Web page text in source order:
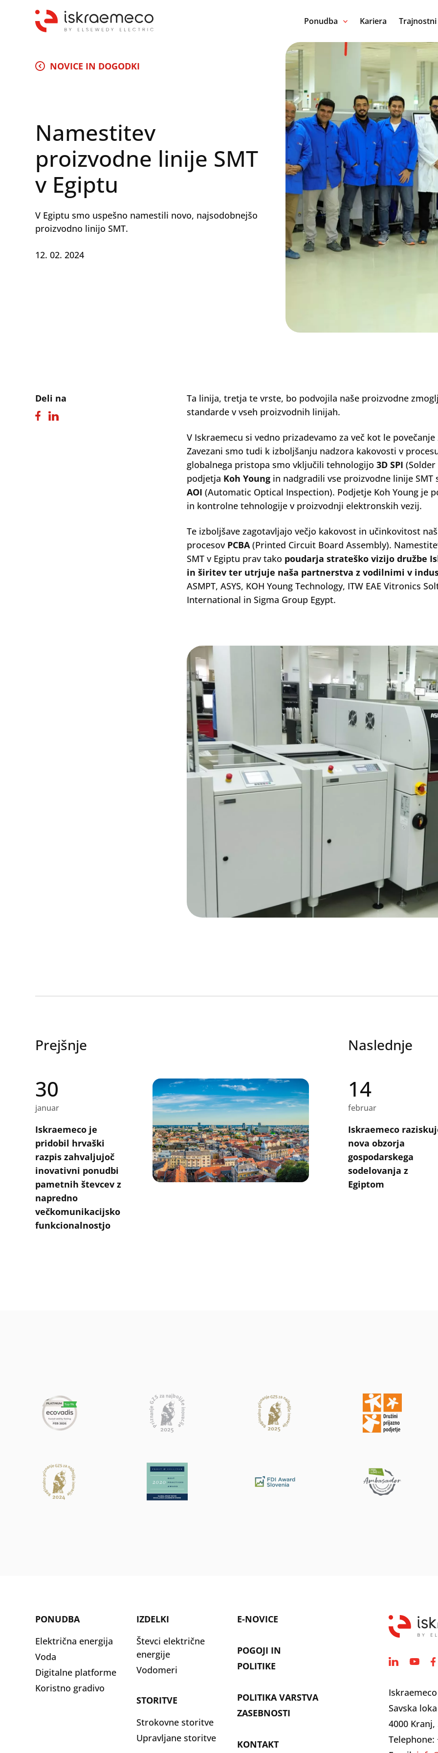
Ponudba Kariera
Search
NOVICE IN DOGODKI
Namestitev
proizvodne linije SMT
v Egiptu
V Egiptu smo uspešno namestili novo, najsodobnejšo
proizvodno linijo SMT.
12. 02. 2024
Deli na
Ta linija, tretja te vrste, bo podvojila naše proizvodne
standarde v vseh proizvodnih linijah.
V Iskraemecu si vedno prizadevamo za več kot le
Zavezani smo tudi k izboljšanju nadzora kakovosti v
globalnega pristopa smo vključili tehnologijo 3D SPI
podjetja Koh Young in nadgradili vse proizvodne linije
AOI (Automatic Optical Inspection). Podjetje Koh Young je
in kontrolne tehnologije v proizvodnji elektronskih vezij.
Te izboljšave zagotavljajo večjo kakovost in učinkovitost
procesov PCBA(Printed Circuit Board Assembly).
SMT v Egiptu prav tako poudarja strateško vizijo družbe
in širitev ter utrjuje naša partnerstva z vodilnimi v
ASMPT, ASYS, KOH Young Technology, ITW EAE Vitronics
International in Sigma Group Egypt.
Prejšnje
30
januar
Iskraemeco je
pridobil hrvaški
razpis zahvaljujoč
inovativni ponudbi
pametnih števcev z
napredno
večkomunikacijsko
funkcionalnostjo
Naslednje
14
februar
Iskraemeco
nova obzorja
gospodarskega
sodelovanja z
Egiptom
PONUDBA
Električna energija
Voda
Digitalne platforme
Koristno gradivo
IZDELKI
Števci električne
energije
Vodomeri
STORITVE
Strokovne storitve
Upravljane storitve
E-NOVICE
POGOJI IN
POLITIKE
POLITIKA VARSTVA
ZASEBNOSTI
KONTAKT
Savska
4000
Telephone: